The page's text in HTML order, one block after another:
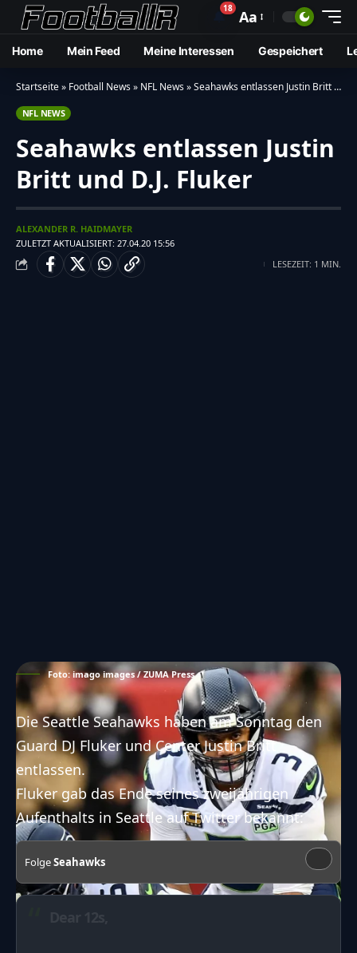
🔔18 Aa
Home Mein Feed Meine Interessen Gespeichert
Startseite» Football News» NFL News»Seahawks entlassen Justin Britt und D.J. Fluker
NFL NEWS
Seahawks entlassen Justin
Britt und D.J. Fluker
ZULETZT AKTUALISIERT: 27.04.20 15:56
ALEXANDER R. HAIDMAYER
LESEZEIT: 1 MIN.
Foto: imago images / ZUMA Press
Die Seattle Seahawks haben am Sonntag den
Guard DJ Fluker und Center Justin Britt
entlassen.
Fluker gab das Ende seines zweijährigen
Aufenthalts in Seattle auf Twitter bekannt:
FolgeSeahawks